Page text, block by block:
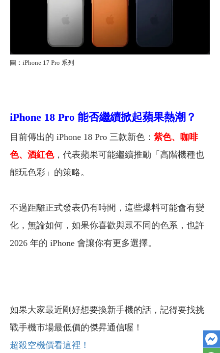
圖：iPhone 17 Pro 系列
iPhone 18 Pro 能否繼續掀起蘋果熱潮？
目前傳出的 iPhone 18 Pro 三款新色： 紫色、咖啡
色、酒紅色，代表蘋果可能繼續推動「高階機種也
能玩色彩」的策略。
不過距離正式發表仍有時間，這些爆料可能會有變
化，無論如何，如果你喜歡與眾不同的色系，也許
2026 年的 iPhone 會讓你有更多選擇。
如果大家最近剛好想要換新手機的話，記得要找挑
戰手機市場最低價的傑昇通信喔！
超殺空機價看這裡！